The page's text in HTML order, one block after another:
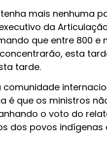
mais nenhuma
da
que entre 800 e
esta
tarde.
é que os ministros
o voto do
dos povos indígenas